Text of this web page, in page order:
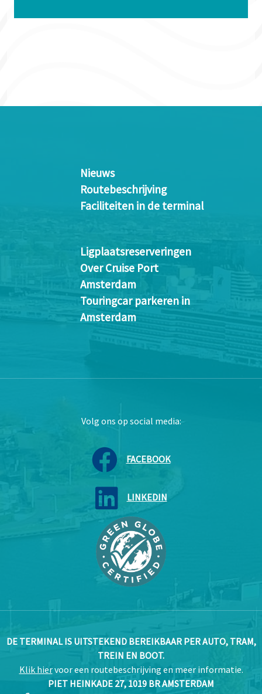
Nieuws
Routebeschrijving
Faciliteiten in de terminal
Ligplaatsreserveringen
Over Cruise Port
Amsterdam
Touringcar parkeren in
Amsterdam
Volg ons op social media:
FACEBOOK
LINKEDIN
PIET HEINKADE 27, 1019 BR AMSTERDAM
DE TERMINAL IS UITSTEKEND BEREIKBAAR PER AUTO, TRAM,
TREIN EN BOOT.
Klik hiervoor een routebeschrijving en meer informatie.